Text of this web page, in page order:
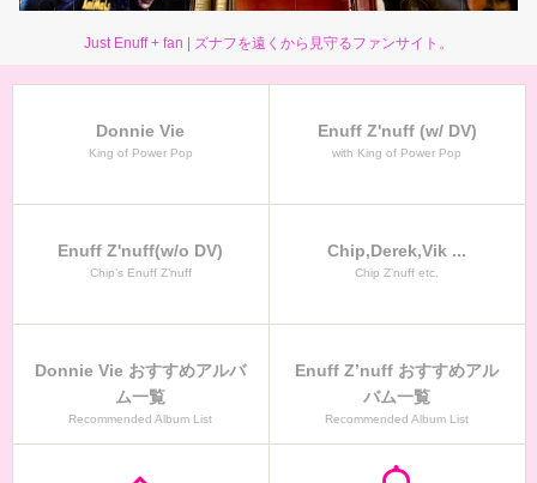
Just Enuff + fan | ズナフを遠くから見守るファンサイト。
Donnie Vie
King of Power Pop
Enuff Z'nuff (w/ DV)
with King of Power Pop
Enuff Z'nuff(w/o DV)
Chip’s Enuff Z’nuff
Chip,Derek,Vik ...
Chip Z’nuff etc.
Donnie Vie おすすめアルバ
ム一覧
Recommended Album List
Enuff Z’nuff おすすめアル
バム一覧
Recommended Album List